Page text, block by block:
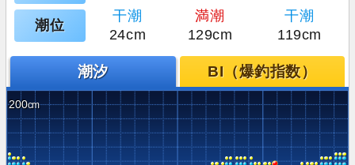
潮位
干潮 満潮
干潮
24cm
129cm 119cm
潮汐 BI（爆釣指数）
200